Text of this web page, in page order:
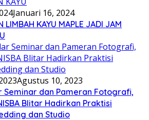
Januari 16, 2024
LIMBAH KAYU MAPLE JADI JAM
Agustus 10, 2023
Seminar dan Pameran Fotografi,
Blitar Hadirkan Praktisi
dan Studio